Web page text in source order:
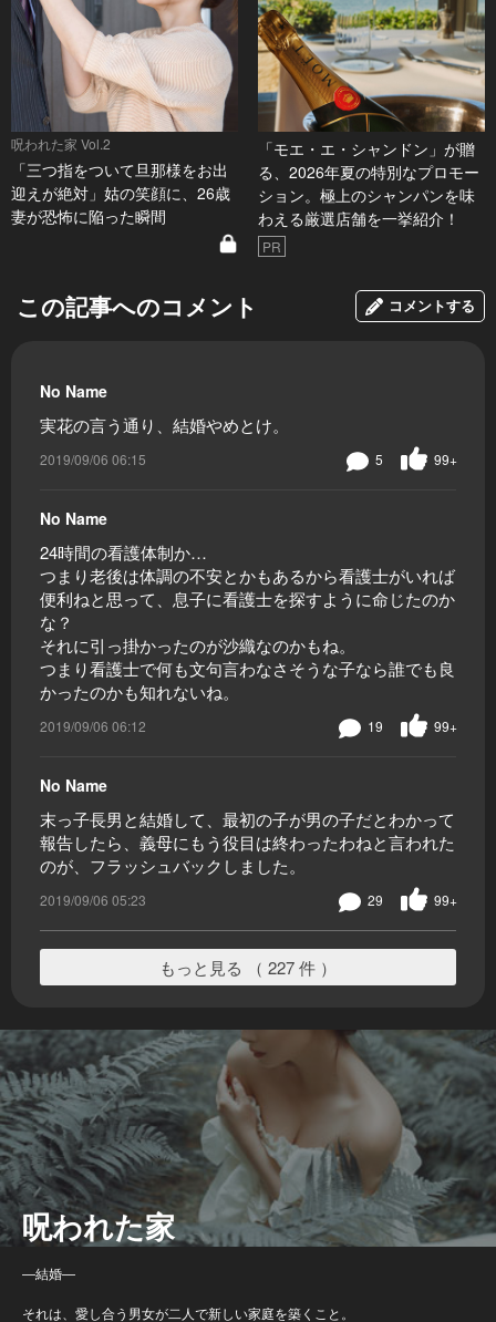
呪われた家 Vol.2
「三つ指をついて旦那様をお出
迎えが絶対」姑の笑顔に、26歳
妻が恐怖に陥った瞬間
「モエ・エ・シャンドン」が贈
る、2026年夏の特別なプロモー
ション。極上のシャンパンを味
わえる厳選店舗を一挙紹介！
PR
この記事へのコメント コメントする
No Name
実花の言う通り、結婚やめとけ。
2019/09/06 06:15 99+
5
No Name
24時間の看護体制か…
つまり老後は体調の不安とかもあるから看護士がいれば
便利ねと思って、息子に看護士を探すように命じたのか
な？
それに引っ掛かったのが沙織なのかもね。
つまり看護士で何も文句言わなさそうな子なら誰でも良
かったのかも知れないね。
2019/09/06 06:12 99+
19
No Name
末っ子長男と結婚して、最初の子が男の子だとわかって
報告したら、義母にもう役目は終わったわねと言われた
のが、フラッシュバックしました。
2019/09/06 05:23 99+
29
もっと見る （ 227 件 ）
呪われた家
―結婚―
それは、愛し合う男女が二人で新しい家庭を築くこと。